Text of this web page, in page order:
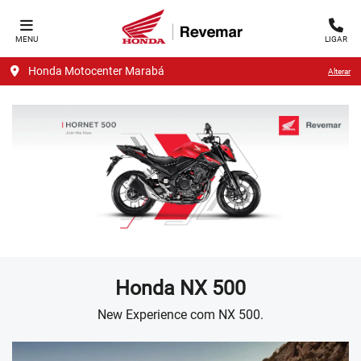
MENU LIGAR
Honda Motocenter Marabá Alterar
Honda NX 500
New Experience com NX 500.